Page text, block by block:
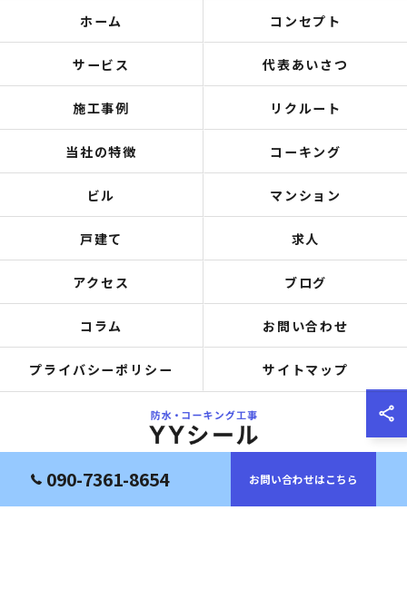
090-7361-8654 お問い合わせはこちら
ホーム コンセプト
サービス 代表あいさつ
施工事例 リクルート
当社の特徴 コーキング
ビル マンション
戸建て 求人
アクセス ブログ
コラム お問い合わせ
プライバシーポリシー サイトマップ
© 2026 大阪府岸和田市の防水工事ならYYシール ALL RIGHTS RESERVED.